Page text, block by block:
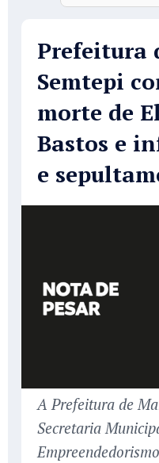
Prefeitura
Semtepi
morte de
Bastos e
e
A Prefeitura de
Secretaria